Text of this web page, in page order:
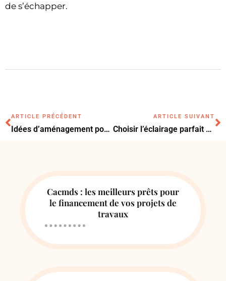
de s’échapper.
ARTICLE PRÉCÉDENT
Idées d’aménagement pour transformer votre petit balcon en longueur en un espace agréable
ARTICLE SUIVANT
Choisir l’éclairage parfait pour votre enseigne : astuces et tendances maison
Cacmds : les meilleurs prêts pour
le financement de vos projets de
travaux